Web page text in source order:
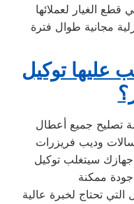
الغيار لعملائها
مجانية طوال فترة
عليها توكيل
تحتاج لخبرة عالية